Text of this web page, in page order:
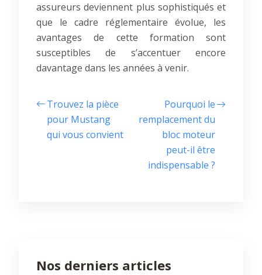
assureurs deviennent plus sophistiqués et
que le cadre réglementaire évolue, les
avantages de cette formation sont
susceptibles de s’accentuer encore
davantage dans les années à venir.
Trouvez la pièce
pour Mustang
qui vous convient
Pourquoi le
remplacement du
bloc moteur
peut-il être
indispensable ?
Nos derniers articles